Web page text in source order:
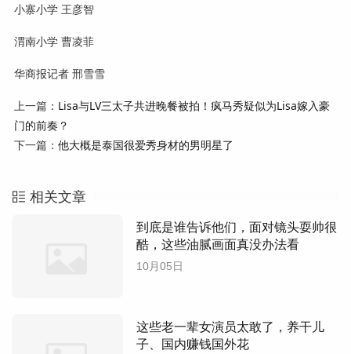
小寨小学 王彦智
渭南小学 曹凌菲
华商报记者 邢雪雪
上一篇： Lisa与LV三太子共进晚餐被拍！疯马秀疑似为Lisa嫁入豪
门的前奏？
下一篇： 他大概是泰国很爱秀身材的男明星了
相关文章
到底是谁告诉他们，面对镜头耍帅很
酷，这些油腻画面真没办法看
10月05日
这些老一辈女演员太敢了，养干儿
子、国内赚钱国外花